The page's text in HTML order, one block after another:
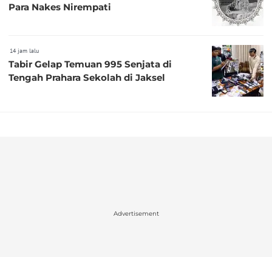
Para Nakes Nirempati
14 jam lalu
Tabir Gelap Temuan 995 Senjata di
Tengah Prahara Sekolah di Jaksel
Advertisement